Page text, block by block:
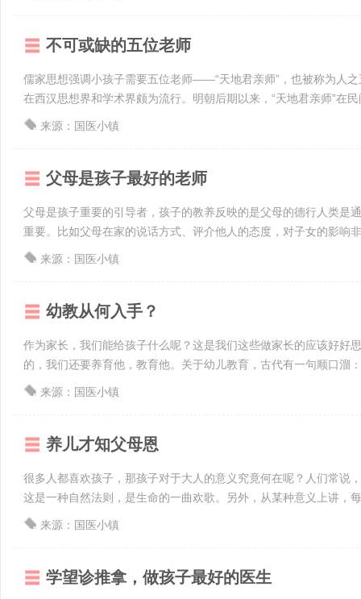
不可或缺的五位老师
儒家思想强调小孩子需要五位老师——“天地君亲师”，也被称为人
在西汉思想界和学术界颇为流行。明朝后期以来，“天地君亲师”在
来源：国医小镇
父母是孩子最好的老师
父母是孩子重要的引导者，孩子的教养反映的是父母的德行人类是
重要。比如父母在家的说话方式、评介他人的态度，对子女的影响
来源：国医小镇
幼教从何入手？
作为家长，我们能给孩子什么呢？这是我们这些做家长的应该好好
的，我们还要养育他，教育他。关于幼儿教育，古代有一句顺口溜
来源：国医小镇
养儿才知父母恩
很多人都喜欢孩子，那孩子对于大人的意义究竟何在呢？人们常说
这是一种自然法则，是生命的一曲欢歌。另外，从某种意义上讲，
来源：国医小镇
学望诊推拿，做孩子最好的医生